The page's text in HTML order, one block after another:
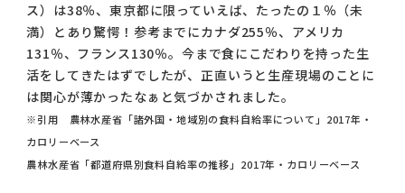
ス）は38％、東京都に限っていえば、たったの１％（未
満）とあり驚愕！参考までにカナダ255％、アメリカ
131％、フランス130％。今まで食にこだわりを持った生
活をしてきたはずでしたが、正直いうと生産現場のことに
は関心が薄かったなぁと気づかされました。
※引用 農林水産省「諸外国・地域別の食料自給率について」2017年・
カロリーベース
農林水産省「都道府県別食料自給率の推移」2017年・カロリーベース